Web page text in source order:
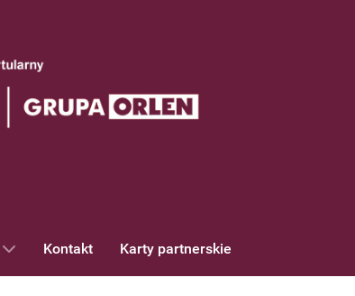
Kontakt Karty partnerskie